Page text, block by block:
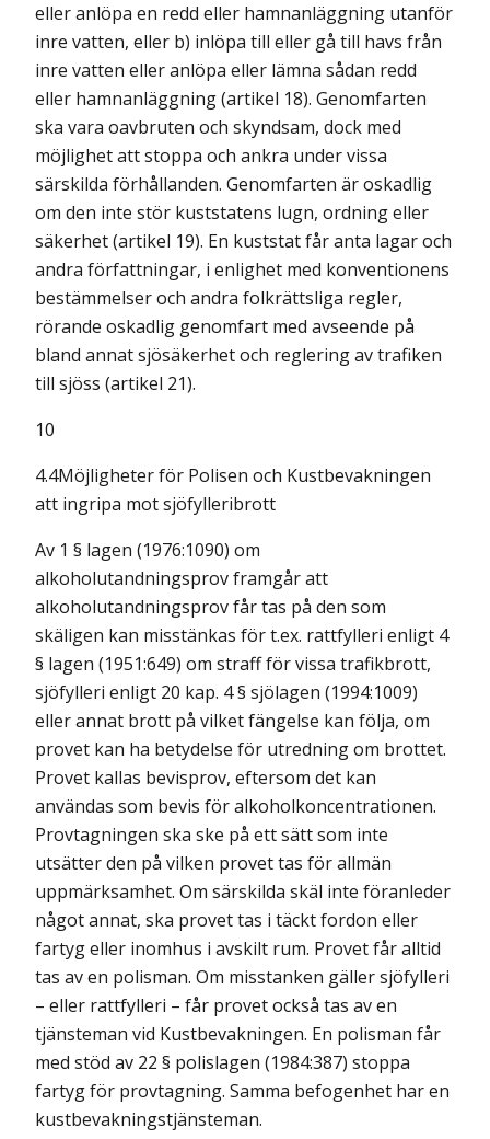
eller anlöpa en redd eller hamnanläggning utanför
inre vatten, eller b) inlöpa till eller gå till havs från
inre vatten eller anlöpa eller lämna sådan redd
eller hamnanläggning (artikel 18). Genomfarten
ska vara oavbruten och skyndsam, dock med
möjlighet att stoppa och ankra under vissa
särskilda förhållanden. Genomfarten är oskadlig
om den inte stör kuststatens lugn, ordning eller
säkerhet (artikel 19). En kuststat får anta lagar och
andra författningar, i enlighet med konventionens
bestämmelser och andra folkrättsliga regler,
rörande oskadlig genomfart med avseende på
bland annat sjösäkerhet och reglering av trafiken
till sjöss (artikel 21).
10
4.4Möjligheter för Polisen och Kustbevakningen
att ingripa mot sjöfylleribrott
Av 1 § lagen (1976:1090) om
alkoholutandningsprov framgår att
alkoholutandningsprov får tas på den som
skäligen kan misstänkas för t.ex. rattfylleri enligt 4
§ lagen (1951:649) om straff för vissa trafikbrott,
sjöfylleri enligt 20 kap. 4 § sjölagen (1994:1009)
eller annat brott på vilket fängelse kan följa, om
provet kan ha betydelse för utredning om brottet.
Provet kallas bevisprov, eftersom det kan
användas som bevis för alkoholkoncentrationen.
Provtagningen ska ske på ett sätt som inte
utsätter den på vilken provet tas för allmän
uppmärksamhet. Om särskilda skäl inte föranleder
något annat, ska provet tas i täckt fordon eller
fartyg eller inomhus i avskilt rum. Provet får alltid
tas av en polisman. Om misstanken gäller sjöfylleri
– eller rattfylleri – får provet också tas av en
tjänsteman vid Kustbevakningen. En polisman får
med stöd av 22 § polislagen (1984:387) stoppa
fartyg för provtagning. Samma befogenhet har en
kustbevakningstjänsteman.